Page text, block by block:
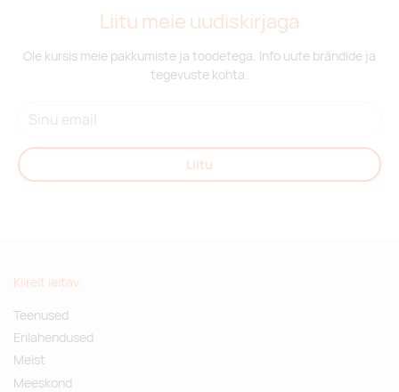
Liitu meie uudiskirjaga
Ole kursis meie pakkumiste ja toodetega. Info uute brändide ja
tegevuste kohta.
Liitu
Kiirelt leitav
Teenused
Erilahendused
Meist
Meeskond